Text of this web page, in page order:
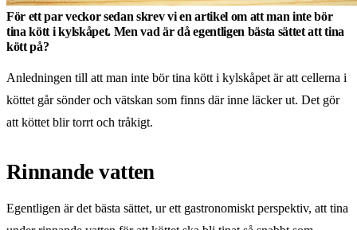
För ett par veckor sedan skrev vi en artikel om att man inte bör
tina kött i kylskåpet. Men vad är då egentligen bästa sättet att tina
kött på?
Anledningen till att man inte bör tina kött i kylskåpet är att cellerna i
köttet går sönder och vätskan som finns där inne läcker ut. Det gör
att köttet blir torrt och tråkigt.
Rinnande vatten
Egentligen är det bästa sättet, ur ett gastronomiskt perspektiv, att tina